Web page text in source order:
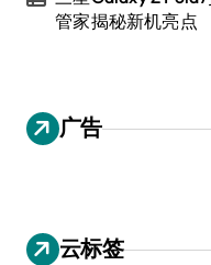
管家揭秘新机亮点
广告
云标签